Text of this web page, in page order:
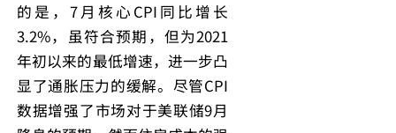
的是，7月核心CPI同比增长
3.2%，虽符合预期，但为2021
年初以来的最低增速，进一步凸
显了通胀压力的缓解。尽管CPI
数据增强了市场对于美联储9月